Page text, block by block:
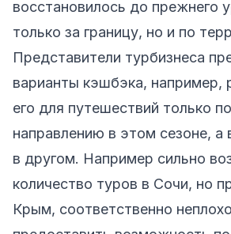
восстановилось до прежнего
только за границу, но и по
Представители турбизнеса
варианты кэшбэка, например,
его для путешествий только
направлению в этом сезоне,
в другом. Например сильно
количество туров в Сочи, но
Крым, соответственно